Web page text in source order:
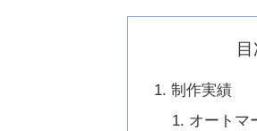
制作実績
オートマ